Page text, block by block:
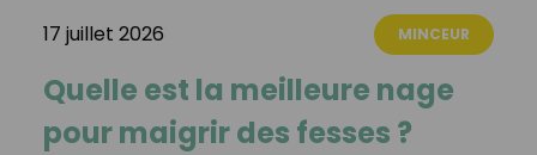
17 juillet 2026 MINCEUR
Quelle est la meilleure nage
pour maigrir des fesses ?